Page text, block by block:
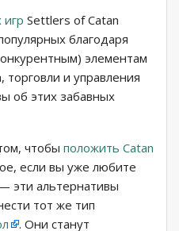
игр Settlers of Catan
благодаря
элементам
торговли и управления
об этих забавных
чтобы положить Catan
если вы уже любите
эти альтернативы
тот же тип
. Они станут